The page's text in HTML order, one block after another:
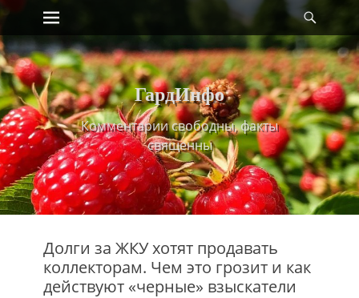
Skip
content
Primary Menu
ГардИнфо
Комментарии свободны, факты
священны
Долги за ЖКУ хотят продавать
коллекторам. Чем это грозит и как
действуют «черные» взыскатели